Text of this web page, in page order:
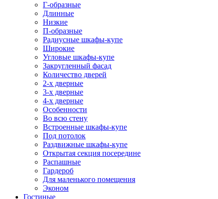
Г-образные
Длинные
Низкие
П-образные
Радиусные шкафы-купе
Широкие
Угловые шкафы-купе
Закругленный фасад
Количество дверей
2-х дверные
3-х дверные
4-х дверные
Особенности
Во всю стену
Встроенные шкафы-купе
Под потолок
Раздвижные шкафы-купе
Открытая секция посередине
Распашные
Гардероб
Для маленького помещения
Эконом
Гостиные